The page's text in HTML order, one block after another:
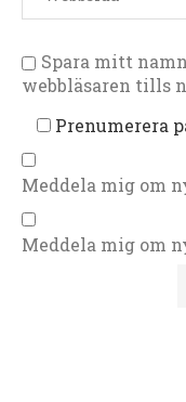
Spara mitt
webbläsaren tills
Prenumerera
Meddela mig om
Meddela mig om